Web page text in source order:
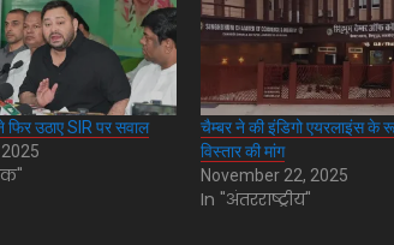
फिर उठाए SIR पर सवाल
चैम्बर ने की इंडिगो एयरलाइंस के
विस्तार की मांग
November 22, 2025
In "अंतरराष्ट्रीय"